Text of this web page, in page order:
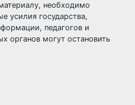
необходимо
усилия государства,
педагогов и
органов могут остановить